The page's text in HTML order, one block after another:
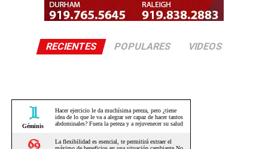
RECIENTES POPULARES VIDEOS